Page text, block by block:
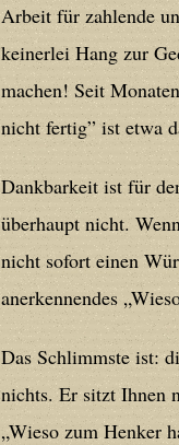
: Creation of
/home/
: Creation of
/home/
: Creation of
confidit/
Arbeit für zahlende
keinerlei Hang zur
machen! Seit
nicht fertig” ist etwa
Dankbarkeit ist für
überhaupt nicht.
nicht sofort einen
anerkennendes
Das Schlimmste ist:
nichts. Er sitzt Ihnen
„Wieso zum Henker